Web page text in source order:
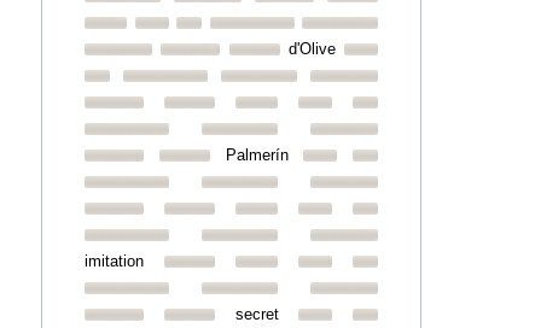
d'Olive
Palmerín
imitation
secret